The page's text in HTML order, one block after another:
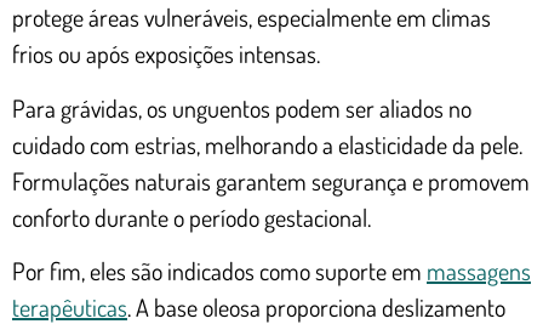
protege áreas vulneráveis, especialmente em climas
frios ou após exposições intensas.
Para grávidas, os unguentos podem ser aliados no
cuidado com estrias, melhorando a elasticidade da pele.
Formulações naturais garantem segurança e promovem
conforto durante o período gestacional.
Por fim, eles são indicados como suporte em massagens
terapêuticas. A base oleosa proporciona deslizamento